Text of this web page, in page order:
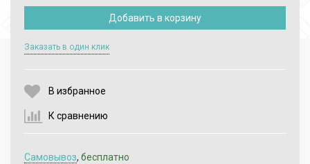
Добавить в корзину
Заказать в один клик
В избранное
К сравнению
Самовывоз, бесплатно